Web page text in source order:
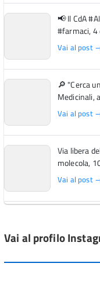
📢 Il CdA
#farmaci, 4
Vai al post
🔎 "Cerca
Medicinali,
Vai al post
Via libera
molecola,
Vai al post
Vai al post
Vai al profilo